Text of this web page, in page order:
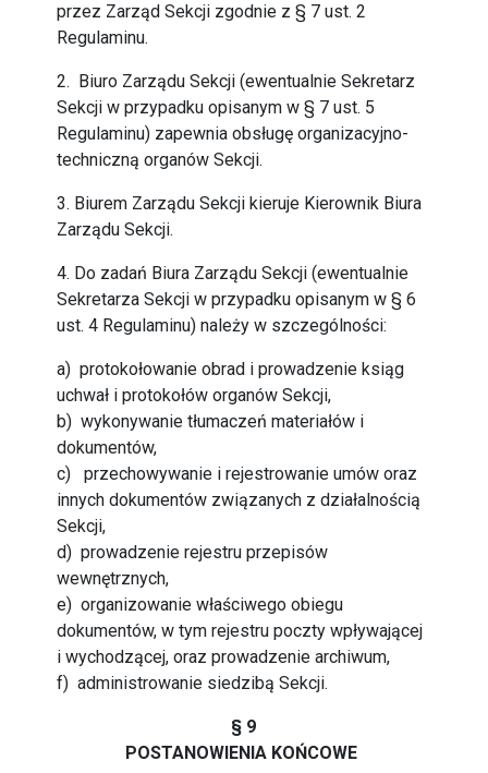
przez Zarząd Sekcji zgodnie z § 7 ust. 2
Regulaminu.
2. Biuro Zarządu Sekcji (ewentualnie Sekretarz
Sekcji w przypadku opisanym w § 7 ust. 5
Regulaminu) zapewnia obsługę organizacyjno-
techniczną organów Sekcji.
3. Biurem Zarządu Sekcji kieruje Kierownik Biura
Zarządu Sekcji.
4. Do zadań Biura Zarządu Sekcji (ewentualnie
Sekretarza Sekcji w przypadku opisanym w § 6
ust. 4 Regulaminu) należy w szczególności:
a) protokołowanie obrad i prowadzenie ksiąg
uchwał i protokołów organów Sekcji,
b) wykonywanie tłumaczeń materiałów i
dokumentów,
c) przechowywanie i rejestrowanie umów oraz
innych dokumentów związanych z działalnością
Sekcji,
d) prowadzenie rejestru przepisów
wewnętrznych,
e) organizowanie właściwego obiegu
dokumentów, w tym rejestru poczty wpływającej
i wychodzącej, oraz prowadzenie archiwum,
f) administrowanie siedzibą Sekcji.
§ 9
POSTANOWIENIA KOŃCOWE